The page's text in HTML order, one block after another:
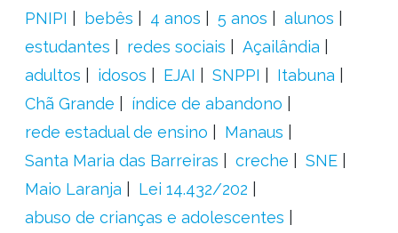
PNIPI
bebês 4 anos 5 anos
alunos
estudantes
redes sociais
Açailândia
adultos
idosos EJAI SNPPI
Itabuna
Chã Grande
índice de abandono
rede estadual de ensino
Manaus
Santa Maria das Barreiras
creche
SNE
Maio Laranja
Lei 14.432/202
abuso de crianças e adolescentes